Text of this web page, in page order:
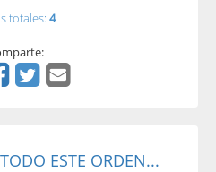
totales: 4
ESTE ORDEN...